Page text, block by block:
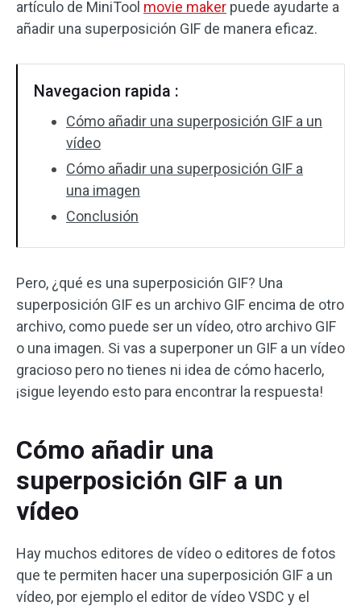
Procesamiento por lotes
artículo de MiniTool movie maker puede ayudarte a
añadir una superposición GIF de manera eficaz.
Navegacion rapida :
Cómo añadir una superposición GIF a un
vídeo
Cómo añadir una superposición GIF a
una imagen
Conclusión
Pero, ¿qué es una superposición GIF? Una
superposición GIF es un archivo GIF encima de otro
archivo, como puede ser un vídeo, otro archivo GIF
o una imagen. Si vas a superponer un GIF a un vídeo
gracioso pero no tienes ni idea de cómo hacerlo,
¡sigue leyendo esto para encontrar la respuesta!
Cómo añadir una
superposición GIF a un
vídeo
Hay muchos editores de vídeo o editores de fotos
que te permiten hacer una superposición GIF a un
vídeo, por ejemplo el editor de vídeo VSDC y el